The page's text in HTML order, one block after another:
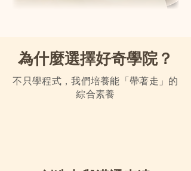
為什麼選擇好奇學院？
不只學程式，我們培養能「帶著走」的
綜合素養